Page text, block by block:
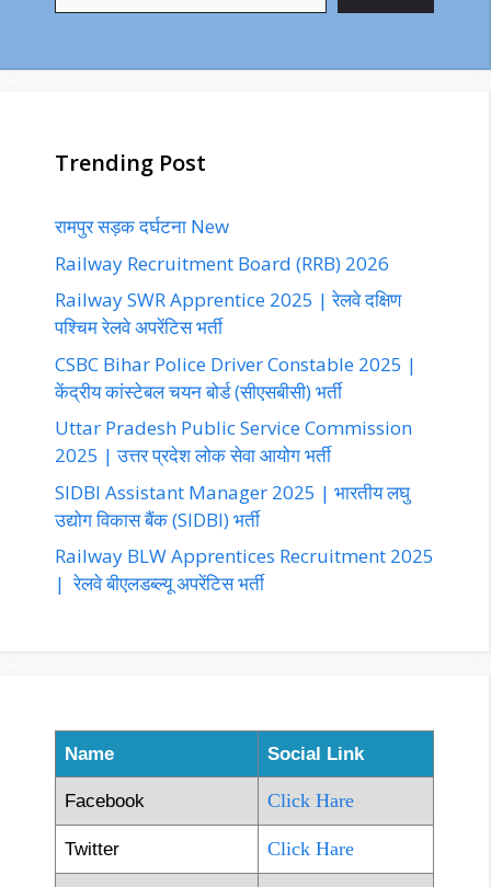
Trending Post
रामपुर सड़क दर्घटना New
Railway Recruitment Board (RRB) 2026
Railway SWR Apprentice 2025 | रेलवे दक्षिण
पश्चिम रेलवे अपरेंटिस भर्ती
CSBC Bihar Police Driver Constable 2025 |
केंद्रीय कांस्टेबल चयन बोर्ड (सीएसबीसी) भर्ती
Uttar Pradesh Public Service Commission
2025 | उत्तर प्रदेश लोक सेवा आयोग भर्ती
SIDBI Assistant Manager 2025 | भारतीय लघु
उद्योग विकास बैंक (SIDBI) भर्ती
Railway BLW Apprentices Recruitment 2025
| रेलवे बीएलडब्ल्यू अपरेंटिस भर्ती
Name Social Link
Facebook Click Hare
Twitter Click Hare